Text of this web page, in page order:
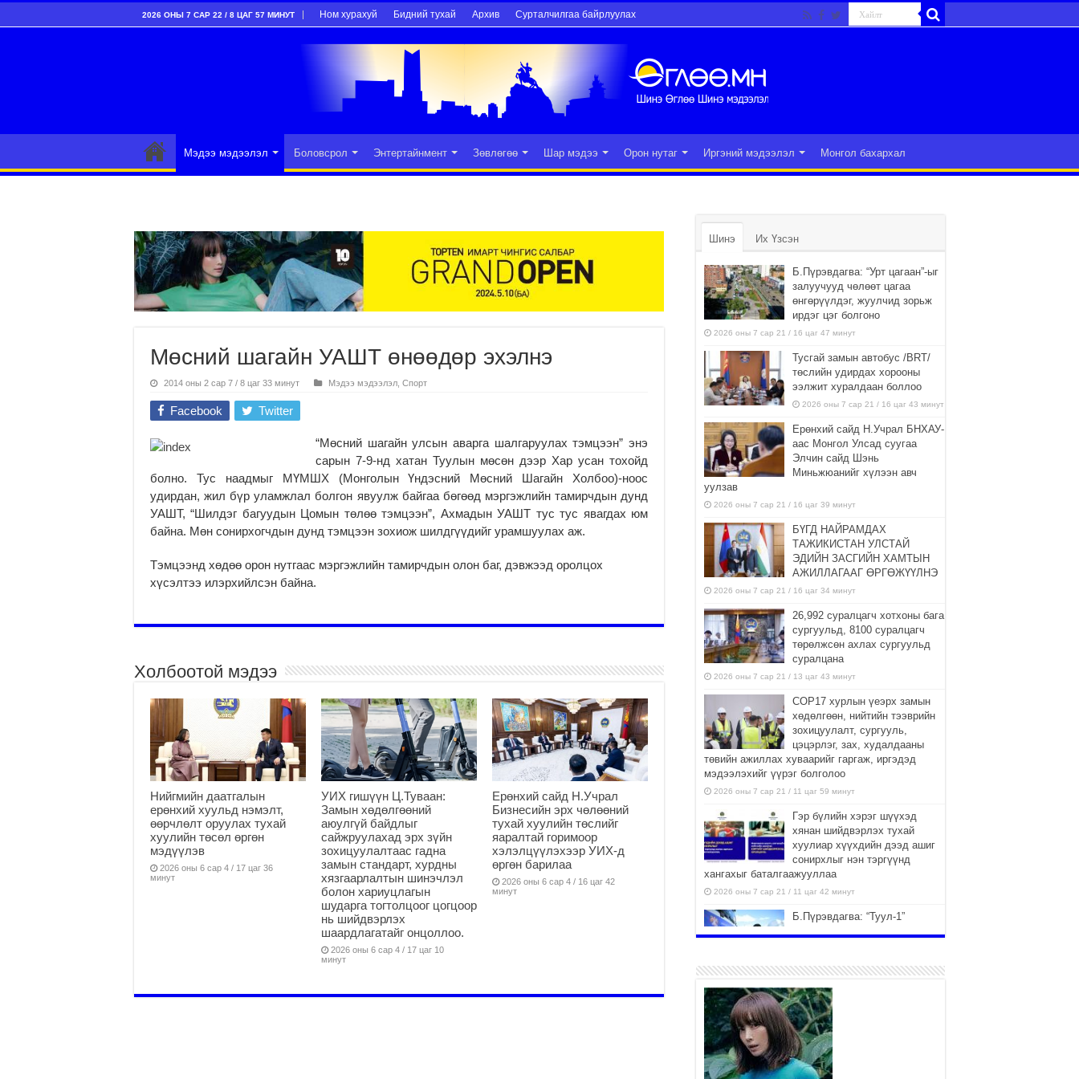
2026 ОНЫ 7 САР 22 / 8 ЦАГ 57 МИНУТ Ном хурахуй Бидний тухай Архив Сурталчилгаа байрлуулах
Мэдээ мэдээлэл Боловсрол Энтертайнмент Зөвлөгөө Шар мэдээ Орон нутаг Иргэний мэдээлэл Монгол бахархал
Мөсний шагайн УАШТ өнөөдөр эхэлнэ
2014 оны 2 сар 7 / 8 цаг 33 минут Мэдээ мэдээлэл Спорт
Facebook Twitter
“Мөсний шагайн улсын аварга шалгаруулах тэмцээн” энэ
сарын 7-9-нд хатан Туулын мөсөн дээр Хар усан тохойд
болно. Тус наадмыг МҮМШХ (Монголын Үндэсний Мөсний Шагайн Холбоо)-ноос
удирдан, жил бүр уламжлал болгон явуулж байгаа бөгөөд мэргэжлийн тамирчдын дунд
УАШТ, “Шилдэг багуудын Цомын төлөө тэмцээн”, Ахмадын УАШТ тус тус явагдах юм
байна. Мөн сонирхогчдын дунд тэмцээн зохиож шилдгүүдийг урамшуулах аж.
Тэмцээнд хөдөө орон нутгаас мэргэжлийн тамирчдын олон баг, дэвжээд оролцох
хүсэлтээ илэрхийлсэн байна.
Холбоотой мэдээ
Нийгмийн даатгалын
ерөнхий хуульд нэмэлт,
өөрчлөлт оруулах тухай
хуулийн төсөл өргөн
мэдүүлэв
2026 оны 6 сар 4 / 17 цаг 36
минут
УИХ гишүүн Ц.Туваан:
Замын хөдөлгөөний
аюулгүй байдлыг
сайжруулахад эрх зүйн
зохицуулалтаас гадна
замын стандарт, хурдны
хязгаарлалтын шинэчлэл
болон хариуцлагын
шударга тогтолцоог цогцоор
нь шийдвэрлэх
шаардлагатайг онцоллоо.
2026 оны 6 сар 4 / 17 цаг 10
минут
Ерөнхий сайд Н.Учрал
Бизнесийн эрх чөлөөний
тухай хуулийн төслийг
яаралтай горимоор
хэлэлцүүлэхээр УИХ-д
өргөн барилаа
2026 оны 6 сар 4 / 16 цаг 42
минут
Шинэ Их Үзсэн
Б.Пүрэвдагва: “Урт цагаан”-ыг
залуучууд чөлөөт цагаа
өнгөрүүлдэг, жуулчид зорьж
ирдэг цэг болгоно
2026 оны 7 сар 21 / 16 цаг 47 минут
Тусгай замын автобус /BRT/
төслийн удирдах хорооны
ээлжит хуралдаан боллоо
2026 оны 7 сар 21 / 16 цаг 43 минут
Ерөнхий сайд Н.Учрал БНХАУ-
аас Монгол Улсад суугаа
Элчин сайд Шэнь
Миньжюанийг хүлээн авч
уулзав
2026 оны 7 сар 21 / 16 цаг 39 минут
БҮГД НАЙРАМДАХ
ТАЖИКИСТАН УЛСТАЙ
ЭДИЙН ЗАСГИЙН ХАМТЫН
АЖИЛЛАГААГ ӨРГӨЖҮҮЛНЭ
2026 оны 7 сар 21 / 16 цаг 34 минут
26,992 суралцагч хотхоны бага
сургуульд, 8100 суралцагч
төрөлжсөн ахлах сургуульд
суралцана
2026 оны 7 сар 21 / 13 цаг 43 минут
COP17 хурлын үеэрх замын
хөдөлгөөн, нийтийн тээврийн
зохицуулалт, сургууль,
цэцэрлэг, зах, худалдааны
төвийн ажиллах хуваарийг гаргаж, иргэдэд
мэдээлэхийг үүрэг болголоо
2026 оны 7 сар 21 / 11 цаг 59 минут
Гэр бүлийн хэрэг шүүхэд
хянан шийдвэрлэх тухай
хуулиар хүүхдийн дээд ашиг
сонирхлыг нэн тэргүүнд
хангахыг баталгаажууллаа
2026 оны 7 сар 21 / 11 цаг 42 минут
Б.Пүрэвдагва: “Туул-1”
2026 оны 7 сар 21 / 10 цаг 15 минут
НИЙСЛЭЛ, АЙМГИЙН
УДИРДЛАГУУДЫН АЖЛЫГ
ХҮНД СУРТЛЫГ БУУРУУЛЖ,
ИРГЭД, АЖ АХУЙН НЭГЖИЙН
АЧААГ ХЭРХЭН ХӨНГӨЛСНӨӨР ДҮГНЭНЭ